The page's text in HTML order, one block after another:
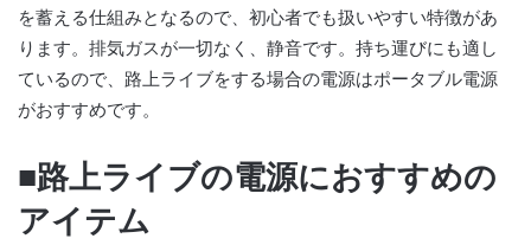
を蓄える仕組みとなるので、初心者でも扱いやすい特徴があ
ります。排気ガスが一切なく、静音です。持ち運びにも適し
ているので、路上ライブをする場合の電源はポータブル電源
がおすすめです。
■路上ライブの電源におすすめの
アイテム